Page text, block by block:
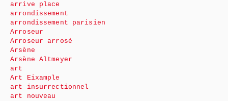
arrive place
arrondissement
arrondissement parisien
Arroseur
Arroseur arrosé
Arsène
Arsène Altmeyer
art
Art Eixample
art insurrectionnel
art nouveau